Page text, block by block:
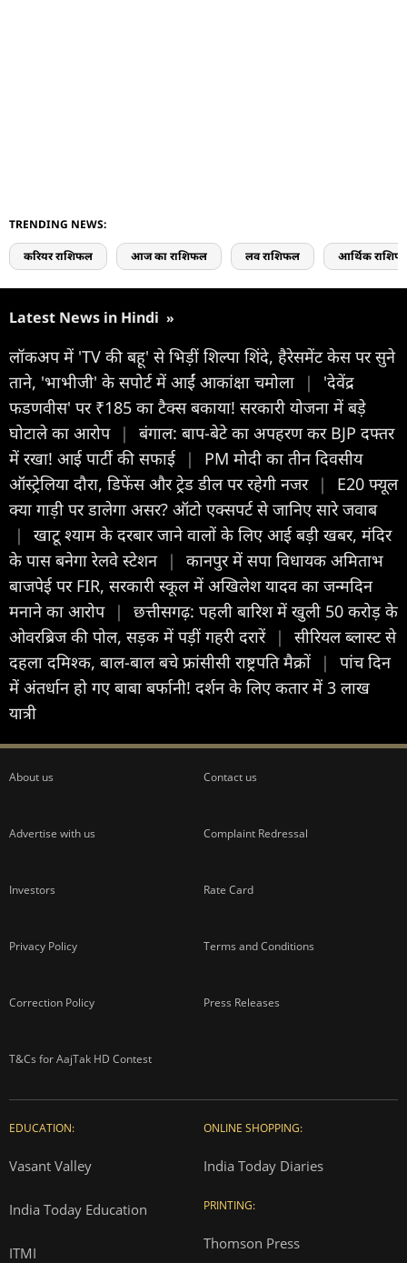
TRENDING NEWS:
करियर राशिफल आज का राशिफल लव राशिफल आर्थिक
Latest News in Hindi »
लॉकअप में 'TV की बहू' से भिड़ीं शिल्पा शिंदे, हैरेसमेंट केस पर सुने
ताने, 'भाभीजी' के सपोर्ट में आईं आकांक्षा चमोला
|
'देवेंद्र
फडणवीस' पर ₹185 का टैक्स बकाया! सरकारी योजना में बड़े
घोटाले का आरोप |
बंगाल: बाप-बेटे का अपहरण कर BJP दफ्तर
में रखा! आई पार्टी की सफाई
|
PM मोदी का तीन दिवसीय
ऑस्ट्रेलिया दौरा, डिफेंस और ट्रेड डील पर रहेगी नजर |
E20 फ्यूल
क्या गाड़ी पर डालेगा असर? ऑटो एक्सपर्ट से जानिए सारे जवाब
|
खाटू श्याम के दरबार जाने वालों के लिए आई बड़ी खबर, मंदिर
के पास बनेगा रेलवे स्टेशन |
कानपुर में सपा विधायक अमिताभ
बाजपेई पर FIR, सरकारी स्कूल में अखिलेश यादव का जन्मदिन
मनाने का आरोप |
छत्तीसगढ़: पहली बारिश में खुली 50 करोड़ के
ओवरब्रिज की पोल, सड़क में पड़ीं गहरी दरारें |
सीरियल ब्लास्ट से
दहला दमिश्क, बाल-बाल बचे फ्रांसीसी राष्ट्रपति मैक्रों
|
पांच दिन
में अंतर्धान हो गए बाबा बर्फानी! दर्शन के लिए कतार में 3 लाख
यात्री
About us Contact us
Advertise with us Complaint Redressal
Investors Rate Card
Privacy Policy Terms and Conditions
Correction Policy Press Releases
T&Cs for AajTak HD Contest
EDUCATION:
Vasant Valley
India Today Education
ITMI
ONLINE SHOPPING:
India Today Diaries
PRINTING:
Thomson Press